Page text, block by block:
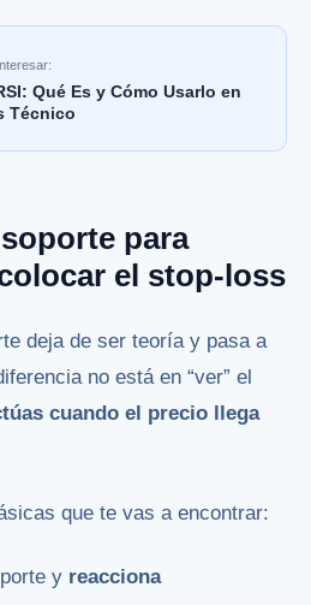
Qué Es y Cómo Usarlo en
Técnico
para
el stop-loss
deja de ser teoría y pasa a
no está en “ver” el
cuando el precio llega
que te vas a encontrar:
y reacciona